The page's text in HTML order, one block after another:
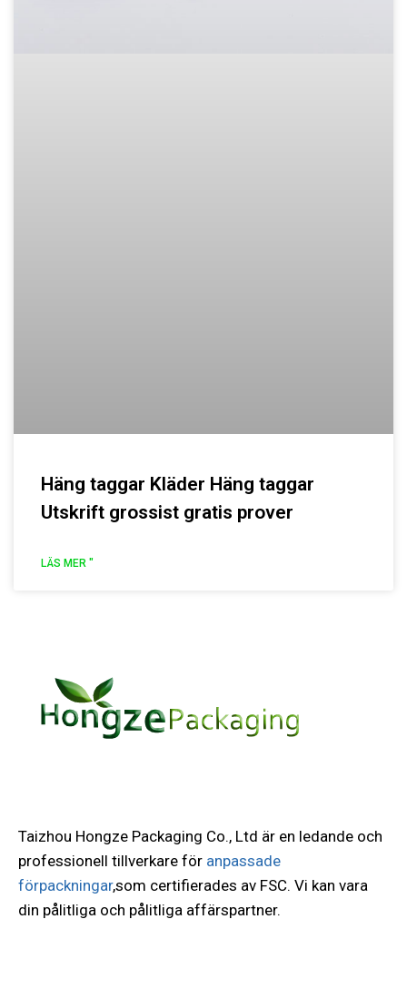
Häng taggar Kläder Häng taggar
Utskrift grossist gratis prover
LÄS MER "
Taizhou Hongze Packaging Co., Ltd är en ledande och
professionell tillverkare för anpassade
förpackningar,som certifierades av FSC. Vi kan vara
din pålitliga och pålitliga affärspartner.